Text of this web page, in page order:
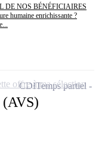
DE NOS BÉNÉFICIAIRES
humaine enrichissante ?
CDITemps partiel
offre à ma sélection